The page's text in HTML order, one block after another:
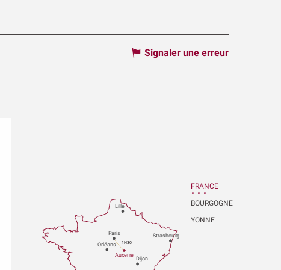
Signaler une erreur
Paris
Dijon
Orléans
Auxerre
Strasbourg
Lille
1H30
FRANCE
BOURGOGNE
YONNE